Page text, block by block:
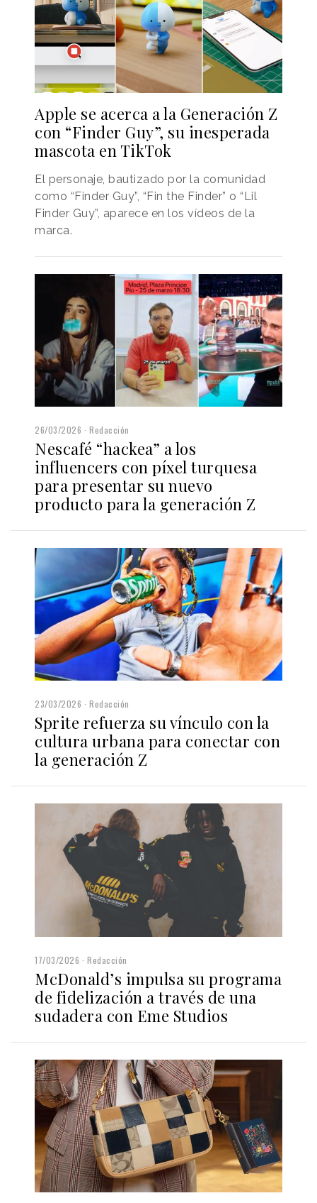
Apple se acerca a la Generación Z
con “Finder Guy”, su inesperada
mascota en TikTok
El personaje, bautizado por la comunidad
como “Finder Guy”, “Fin the Finder” o “Lil
Finder Guy”, aparece en los vídeos de la
marca.
26/03/2026 Redacción
Nescafé “hackea” a los
influencers con píxel turquesa
para presentar su nuevo
producto para la generación Z
23/03/2026 Redacción
Sprite refuerza su vínculo con la
cultura urbana para conectar con
la generación Z
17/03/2026 Redacción
McDonald’s impulsa su programa
de fidelización a través de una
sudadera con Eme Studios